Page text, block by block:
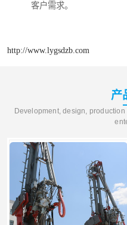
客户需求。
http://www.lygsdzb.com
产
Development, design,